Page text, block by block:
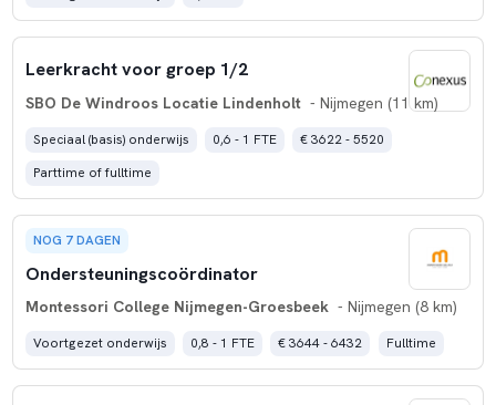
Leerkracht voor groep 1/2
SBO De Windroos Locatie Lindenholt - Nijmegen (11 km)
Speciaal (basis) onderwijs 0,6 - 1 FTE
€ 3622 - 5520
Parttime of fulltime
NOG 7 DAGEN
Ondersteuningscoördinator
Montessori College Nijmegen-Groesbeek - Nijmegen (8 km)
Voortgezet onderwijs 0,8 - 1 FTE € 3644 - 6432 Fulltime